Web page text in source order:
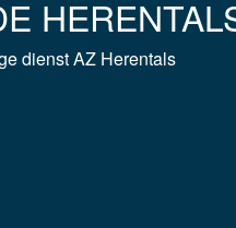
HERENTALS
dienst AZ Herentals